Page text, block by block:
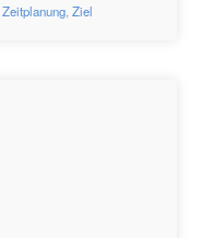
Zeitplanung, Ziel